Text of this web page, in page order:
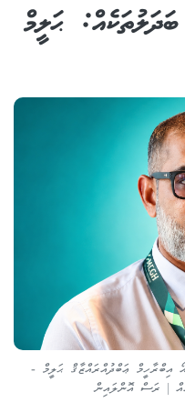
ޙަލީމް
ޢަބްދުއްރައްޒާޤް ޙަލީމް -
| ރަސް އޮންލައިން